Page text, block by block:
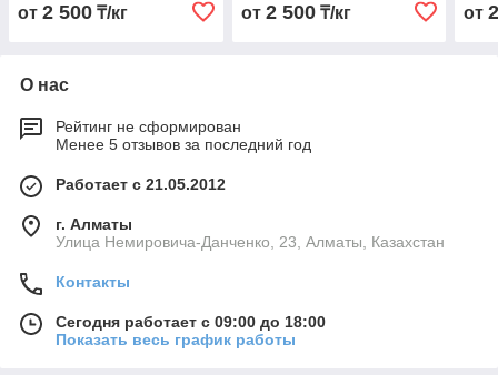
от 2 500 ₸/кг от 2 500₸/кг от
О нас
Рейтинг не сформирован
Менее 5 отзывов за последний год
Работает с 21.05.2012
г. Алматы
Улица Немировича-Данченко, 23, Алматы, Казахстан
Контакты
Сегодня работает с 09:00 до 18:00
Показать весь график работы